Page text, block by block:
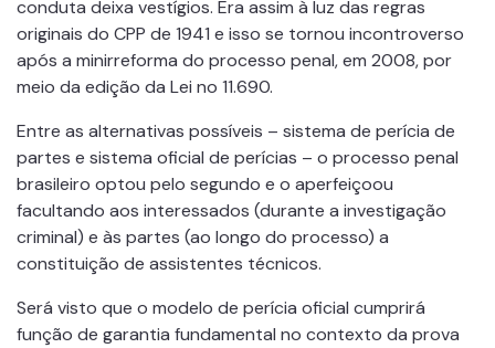
conduta deixa vestígios. Era assim à luz das regras
originais do CPP de 1941 e isso se tornou incontroverso
após a minirreforma do processo penal, em 2008, por
meio da edição da Lei no 11.690.
Entre as alternativas possíveis – sistema de perícia de
partes e sistema oficial de perícias – o processo penal
brasileiro optou pelo segundo e o aperfeiçoou
facultando aos interessados (durante a investigação
criminal) e às partes (ao longo do processo) a
constituição de assistentes técnicos.
Será visto que o modelo de perícia oficial cumprirá
função de garantia fundamental no contexto da prova